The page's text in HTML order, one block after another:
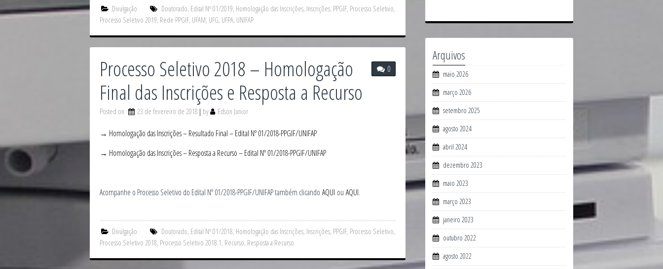
Divulgação Doutorado, Edital Nº 01/2019, Homologação das Inscrições, Inscrições, PPGIF, Processo Seletivo,
Processo Seletivo 2019, Rede PPGIF, UFAM, UFG, UFPA, UNIFAP
0
Processo Seletivo 2018 – Homologação
Final das Inscrições e Resposta a Recurso
Posted on 23 de fevereiro de 2018 by Edson Junior
→ Homologação das Inscrições – Resultado Final – Edital Nº 01/2018-PPGIF/UNIFAP
→ Homologação das Inscrições – Resposta a Recurso – Edital Nº 01/2018-PPGIF/UNIFAP
Acompanhe o Processo Seletivo do Edital Nº 01/2018-PPGIF/UNIFAP também clicando AQUI ou AQUI.
Divulgação Doutorado, Edital Nº 01/2018, Homologação das Inscrições, Inscrições, PPGIF, Processo Seletivo,
Processo Seletivo 2018, Processo Seletivo 2018.1, Recurso, Resposta a Recurso
Arquivos
maio 2026
março 2026
setembro 2025
agosto 2024
abril 2024
dezembro 2023
maio 2023
março 2023
janeiro 2023
outubro 2022
agosto 2022